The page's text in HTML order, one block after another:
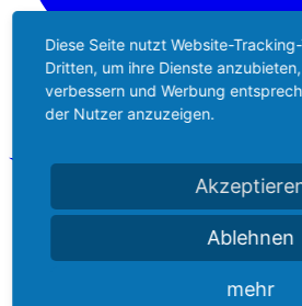
Diese Seite nutzt Website-
Dritten, um ihre Dienste
verbessern und Werbung
der Nutzer anzuzeigen.
Ablehnen
mehr